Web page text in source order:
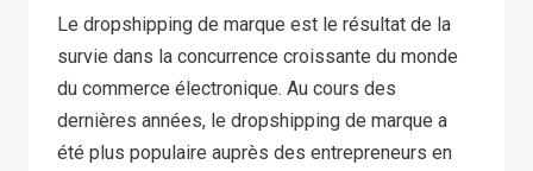
Le dropshipping de marque est le résultat de la
survie dans la concurrence croissante du monde
du commerce électronique. Au cours des
dernières années, le dropshipping de marque a
été plus populaire auprès des entrepreneurs en